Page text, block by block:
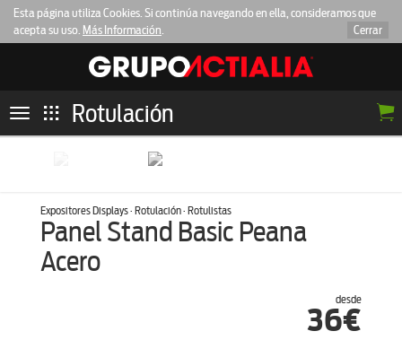
Esta página utiliza Cookies. Si continúa navegando en ella, consideramos que
acepta su uso. Más Información. Cerrar
Toggle
navigation
Rotulación
Expositores Displays · Rotulación · Rotulistas
Panel Stand Basic Peana
Acero
desde
36€